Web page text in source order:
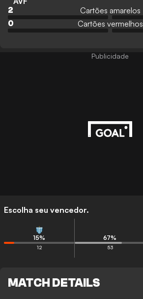
2 Cartões amarelos
0
Cartões vermelhos
Escolha seu vencedor.
15%
12
67%
53
MATCH DETAILS
Publicidade